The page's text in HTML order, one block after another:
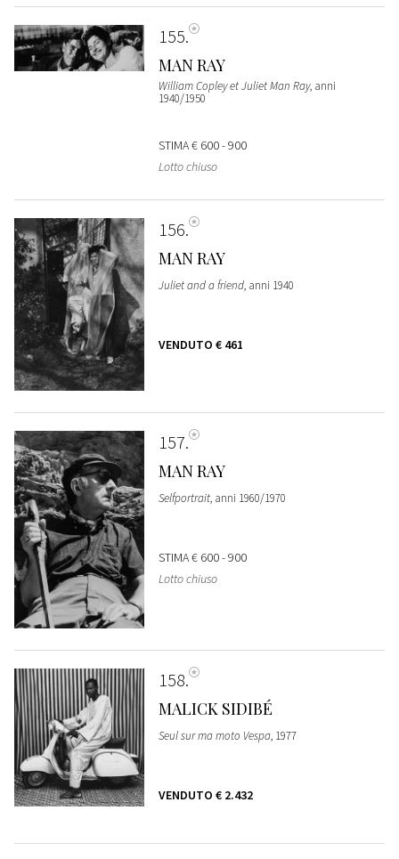
155
MAN RAY
William Copley et Juliet Man Ray, anni
1940/1950
STIMA€ 600 - 900
Lotto chiuso
156
MAN RAY
Juliet and a friend, anni 1940
VENDUTO € 461
157
MAN RAY
Selfportrait, anni 1960/1970
STIMA€ 600 - 900
Lotto chiuso
158
MALICK SIDIBÉ
Seul sur ma moto Vespa, 1977
VENDUTO € 2.432